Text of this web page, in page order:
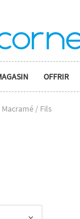
OFFRIR
/ Fils